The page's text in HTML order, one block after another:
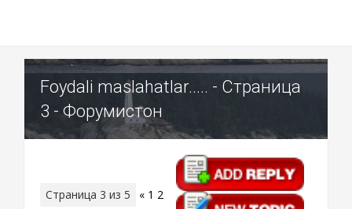
Foydali maslahatlar..... - Страница
3 - Форумистон
Страница 3 из 5 « 1 2